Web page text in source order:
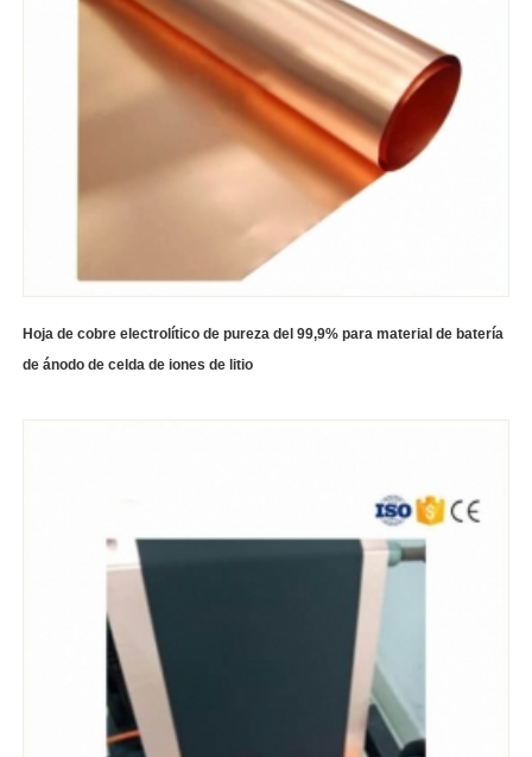
Hoja de cobre electrolítico de pureza del 99,9% para material de batería
de ánodo de celda de iones de litio